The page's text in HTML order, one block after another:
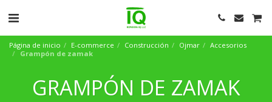
Página de inicio E-commerce Construcción Ojmar
Accesorios
Grampón de zamak
GRAMPÓN DE ZAMAK